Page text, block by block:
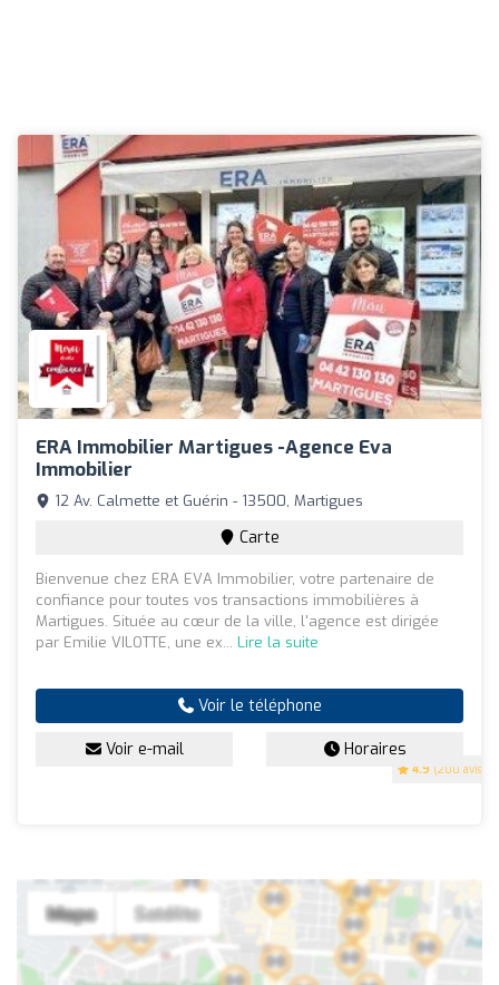
ERA Immobilier Martigues -Agence Eva
Immobilier
4.9 (200 avis)
12 Av. Calmette et Guérin - 13500, Martigues
Carte
Bienvenue chez ERA EVA Immobilier, votre partenaire de
confiance pour toutes vos transactions immobilières à
Martigues. Située au cœur de la ville, l'agence est dirigée
par Emilie VILOTTE, une ex... Lire la suite
Voir le téléphone
Voir e-mail Horaires